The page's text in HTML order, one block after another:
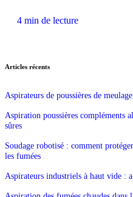
4 min de lecture
Articles récents
Aspirateurs de poussières de
Aspiration poussières compléments
sûres
Soudage robotisé : comment
les fumées
Aspirateurs industriels à haut vide :